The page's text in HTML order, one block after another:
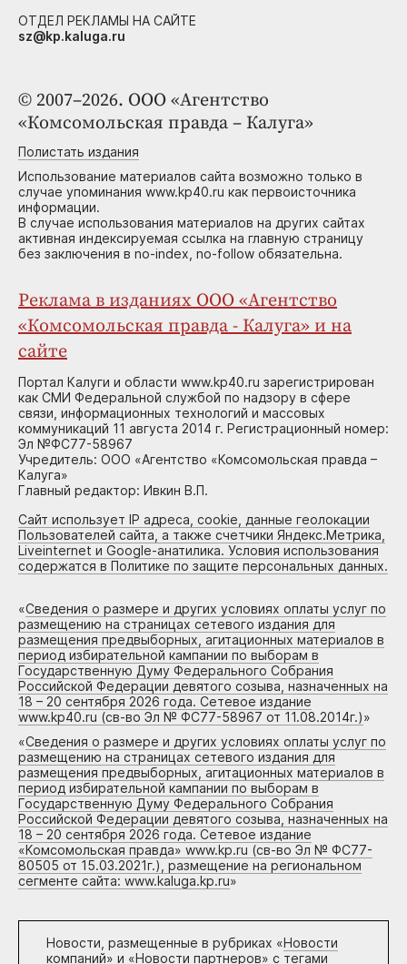
© 2007–2026. ООО «Агентство
«Комсомольская правда – Калуга»
Полистать издания
Использование материалов сайта возможно только в
случае упоминания www.kp40.ru как первоисточника
информации.
В случае использования материалов на других сайтах
активная индексируемая ссылка на главную страницу
без заключения в no-index, no-follow обязательна.
Реклама в изданиях ООО «Агентство
«Комсомольская правда - Калуга» и на
сайте
Портал Калуги и области www.kp40.ru зарегистрирован
как СМИ Федеральной службой по надзору в сфере
связи, информационных технологий и массовых
коммуникаций 11 августа 2014 г. Регистрационный номер:
Эл №ФС77-58967
Учредитель: ООО «Агентство «Комсомольская правда –
Калуга»
Главный редактор: Ивкин В.П.
Сайт использует IP адреса, cookie, данные геолокации
Пользователей сайта, а также счетчики Яндекс.Метрика,
Liveinternet и Google-анатилика. Условия использования
содержатся в Политике по защите персональных данных.
«Сведения о размере и других условиях оплаты услуг по
размещению на страницах сетевого издания для
размещения предвыборных, агитационных материалов в
период избирательной кампании по выборам в
Государственную Думу Федерального Собрания
Российской Федерации девятого созыва, назначенных на
18 – 20 сентября 2026 года. Сетевое издание
www.kp40.ru (св-во Эл № ФС77-58967 от 11.08.2014г.)»
«Сведения о размере и других условиях оплаты услуг по
размещению на страницах сетевого издания для
размещения предвыборных, агитационных материалов в
период избирательной кампании по выборам в
Государственную Думу Федерального Собрания
Российской Федерации девятого созыва, назначенных на
18 – 20 сентября 2026 года. Сетевое издание
«Комсомольская правда» www.kp.ru (св-во Эл № ФС77-
80505 от 15.03.2021г.), размещение на региональном
сегменте сайта: www.kaluga.kp.ru»
Новости, размещенные в рубриках «Новости
компаний» и «Новости партнеров» с тегами
ОТДЕЛ РЕКЛАМЫ НА САЙТЕ
sz@kp.kaluga.ru